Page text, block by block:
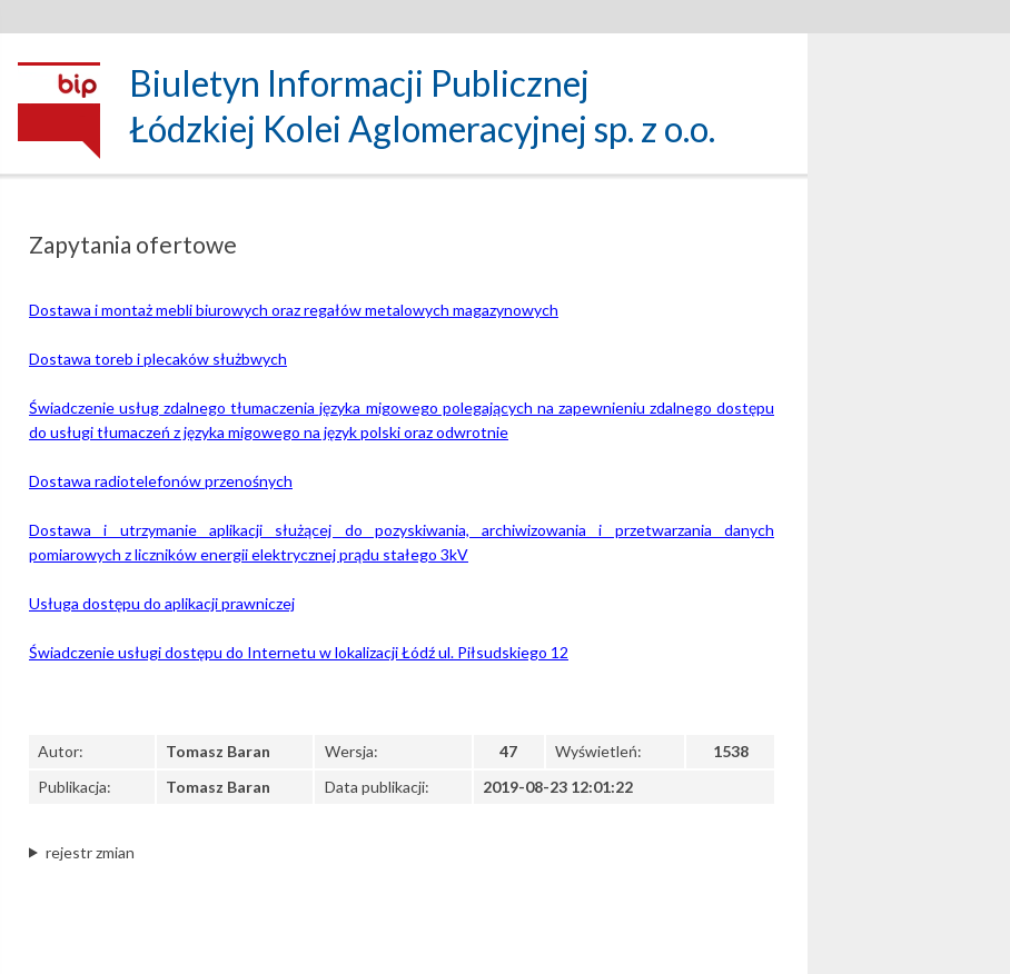
Biuletyn Informacji Publicznej
Łódzkiej Kolei Aglomeracyjnej sp. z o.o.
Zapytania ofertowe
Dostawa i montaż mebli biurowych oraz regałów metalowych magazynowych
Dostawa toreb i plecaków służbwych
Świadczenie usług zdalnego tłumaczenia języka migowego polegających na zapewnieniu zdalnego dostępu
do usługi tłumaczeń z języka migowego na język polski oraz odwrotnie
Dostawa radiotelefonów przenośnych
Dostawa i utrzymanie aplikacji służącej do pozyskiwania, archiwizowania i przetwarzania danych
pomiarowych z liczników energii elektrycznej prądu stałego 3kV
Usługa dostępu do aplikacji prawniczej
Świadczenie usługi dostępu do Internetu w lokalizacji Łódź ul. Piłsudskiego 12
Autor: Tomasz Baran Wersja: 47 Wyświetleń:
1538
Publikacja:
Tomasz Baran Data publikacji: 2019-08-23 12:01:22
rejestr zmian